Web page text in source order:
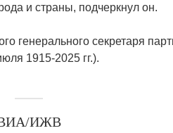
и страны, подчеркнул он.
генерального секретаря
1915-2025 гг.).
ИЖВ